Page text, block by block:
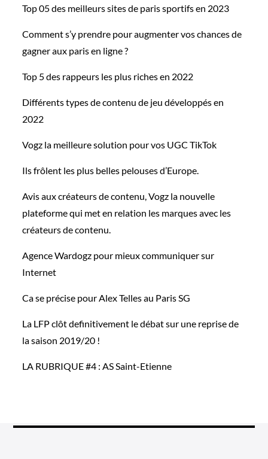
Top 05 des meilleurs sites de paris sportifs en 2023
Comment s’y prendre pour augmenter vos chances de
gagner aux paris en ligne ?
Top 5 des rappeurs les plus riches en 2022
Différents types de contenu de jeu développés en
2022
Vogz la meilleure solution pour vos UGC TikTok
Ils frôlent les plus belles pelouses d’Europe.
Avis aux créateurs de contenu, Vogz la nouvelle
plateforme qui met en relation les marques avec les
créateurs de contenu.
Agence Wardogz pour mieux communiquer sur
Internet
Ca se précise pour Alex Telles au Paris SG
La LFP clôt definitivement le débat sur une reprise de
la saison 2019/20 !
LA RUBRIQUE #4 : AS Saint-Etienne